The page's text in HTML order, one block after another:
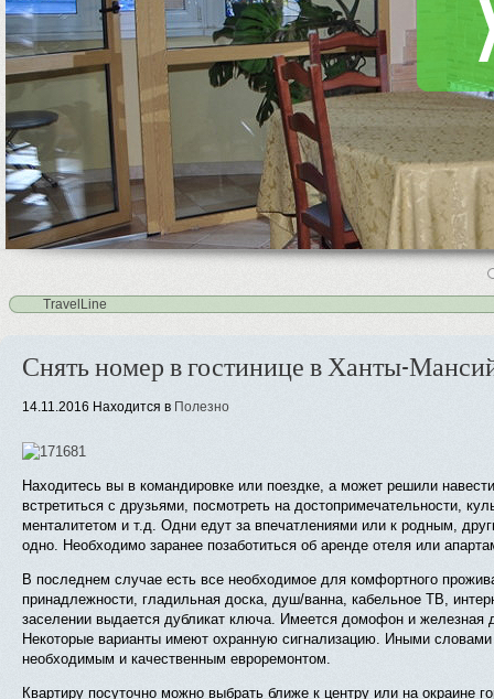
TravelLine
Снять номер в гостинице в Ханты-
14.11.2016 Находится в Полезно
Находитесь вы в командировке или поездке, а может решили
встретиться с друзьями, посмотреть на достопримечательности,
менталитетом и т.д. Одни едут за впечатлениями или к родным,
одно. Необходимо заранее позаботиться об аренде отеля или
В последнем случае есть все необходимое для комфортного
принадлежности, гладильная доска, душ/ванна, кабельное ТВ,
заселении выдается дубликат ключа. Имеется домофон и
Некоторые варианты имеют охранную сигнализацию. Иными словами
необходимым и качественным евроремонтом.
Квартиру посуточно можно выбрать ближе к центру или на окраине